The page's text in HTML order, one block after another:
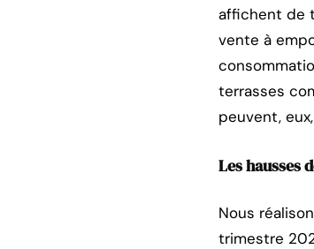
affichent de
vente à
terrasses
peuvent,
Les hausses
Nous
trimestre